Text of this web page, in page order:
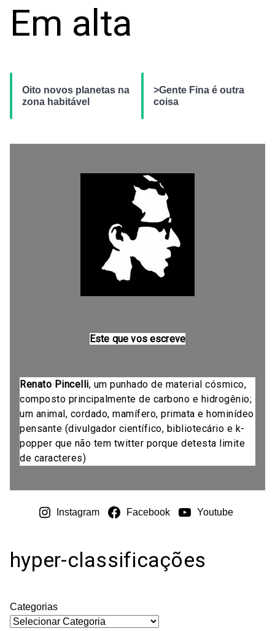
Em alta
Oito novos planetas na
zona habitável
>Gente Fina é outra
coisa
Este que vos escreve
Renato Pincelli, um punhado de material cósmico,
composto principalmente de carbono e hidrogênio;
um animal, cordado, mamífero, primata e hominídeo
pensante (divulgador científico, bibliotecário e k-
popper que não tem twitter porque detesta limite
de caracteres)
Instagram Facebook Youtube
hyper-classificações
Categorias